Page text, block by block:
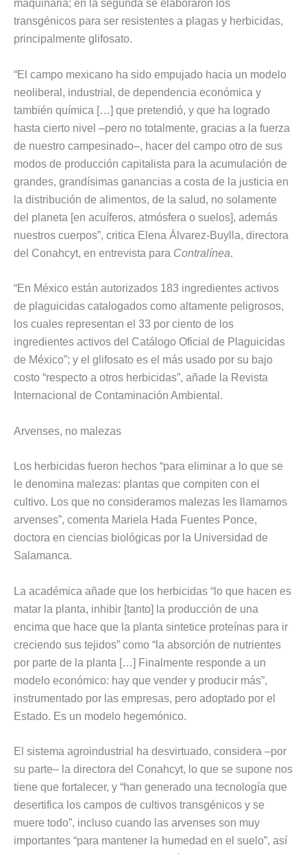
maquinaria; en la segunda se elaboraron los
transgénicos para ser resistentes a plagas y herbicidas,
principalmente glifosato.
“El campo mexicano ha sido empujado hacia un modelo
neoliberal, industrial, de dependencia económica y
también química […] que pretendió, y que ha logrado
hasta cierto nivel –pero no totalmente, gracias a la fuerza
de nuestro campesinado–, hacer del campo otro de sus
modos de producción capitalista para la acumulación de
grandes, grandísimas ganancias a costa de la justicia en
la distribución de alimentos, de la salud, no solamente
del planeta [en acuíferos, atmósfera o suelos], además
nuestros cuerpos”, critica Elena Álvarez-Buylla, directora
del Conahcyt, en entrevista para Contralínea.
“En México están autorizados 183 ingredientes activos
de plaguicidas catalogados como altamente peligrosos,
los cuales representan el 33 por ciento de los
ingredientes activos del Catálogo Oficial de Plaguicidas
de México”; y el glifosato es el más usado por su bajo
costo “respecto a otros herbicidas”, añade la Revista
Internacional de Contaminación Ambiental.
Arvenses, no malezas
Los herbicidas fueron hechos “para eliminar a lo que se
le denomina malezas: plantas que compiten con el
cultivo. Los que no consideramos malezas les llamamos
arvenses”, comenta Mariela Hada Fuentes Ponce,
doctora en ciencias biológicas por la Universidad de
Salamanca.
La académica añade que los herbicidas “lo que hacen es
matar la planta, inhibir [tanto] la producción de una
encima que hace que la planta sintetice proteínas para ir
creciendo sus tejidos” como “la absorción de nutrientes
por parte de la planta […] Finalmente responde a un
modelo económico: hay que vender y producir más”,
instrumentado por las empresas, pero adoptado por el
Estado. Es un modelo hegemónico.
El sistema agroindustrial ha desvirtuado, considera –por
su parte– la directora del Conahcyt, lo que se supone nos
tiene que fortalecer, y “han generado una tecnología que
desertifica los campos de cultivos transgénicos y se
muere todo”, incluso cuando las arvenses son muy
importantes “para mantener la humedad en el suelo”, así